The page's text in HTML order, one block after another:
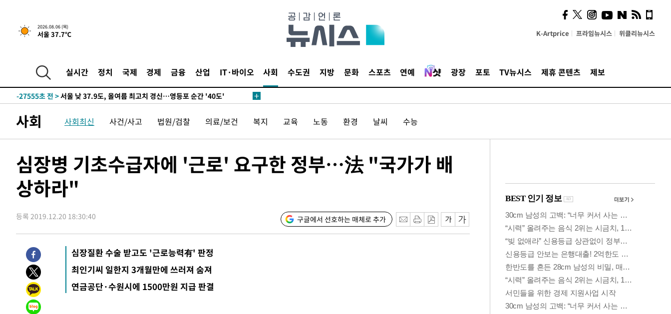
2026.08.06 (목)
서울 37.7℃ K-Artprice 프라임뉴시스 위클리뉴시스
실시간 정치 국제 경제 금융 산업 IT·바이오 사회 수도권 지방 문화 스포츠 연예 광장 포토 TV뉴시스 제휴 콘텐츠 제보
-28871초 전 >[속보]합참 "북, 동해상으로 미상 발사체 발사"
-28267초 전 > '낮 최고 39도' 불볕더위…한밤 열대야도 계속[내일날씨]
-27888초 전 >
"韓 외환시장 개입 관측 배경엔 美의 대한국 무역적자 있어"
-27715초 전 >
-27555초 전 >서울 낮 37.9도, 올여름 최고치 경신…영등포 순간 '40도'
-23212초 전 >
[속보]코스닥, 800p 회복…0.26% 오른 801.67 마감
-23142초 전 >[속보]코스피, 301.88포인트(4.58%) 내린 6296.38 마감
-20606초 전 >"여기 떨어졌다"…다누리, 스페이스X 로켓 달 충돌 흔적 포착
-17651초 전 >손흥민, 5경기 연속골 실패…LAFC는 승부차기 끝 과달라하라 격파
-10252초 전 >내일까지 39도 '펄펄'…기상청 "태풍 지나며 폭염 잠시 꺾인다"
-9867초 전 >"美간섭에 합의 지연"…트럼프, '이란 호르무즈 통제권' 수용할까
-6387초 전 >[속보]산업장관 "李정부, 원전 반대 안해…안정 전력 위해 불가피"
-5084초 전 >
[속보]경찰, '홍명보 선임 논란' 대한축구협회·축구회관 등 압수수색
-31307초 전 >
[속보]합참 "北 발사체는 단거리탄도미사일…감시·경계태세 강
화"
-31055초 전 >
-29485초 전 >
[속보] SKT, 에이닷 서비스 장애 발생…"원인 파악 중"
-28891초 전 >
사회 사회최신 사건/사고 법원/검찰 의료/보건 복지 교육 노동 환경 날씨 수능
심장병 기초수급자에 '근로' 요구한 정부…法 "국가가 배
상하라"
등록 2019.12.20 18:30:40 구글에서 선호하는 매체로 추가
심장질환 수술 받고도 '근로능력有' 판정
최인기씨 일한지 3개월만에 쓰러져 숨져
연금공단·수원시에 1500만원 지급 판결
의견, 국토부·LH에 충실히
전달할 것"